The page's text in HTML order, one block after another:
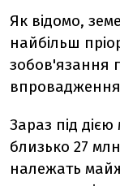
Як відомо,
найбільш
впровадження
Зараз під
близько 27
належать